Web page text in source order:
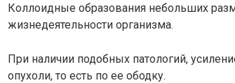
Коллоидные образования небольших
жизнедеятельности организма.
При наличии подобных патологий,
опухоли, то есть по ее ободку.